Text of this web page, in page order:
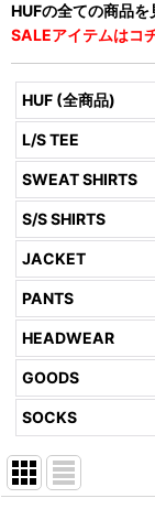
HUFの全ての商品
SALEアイテムはコ
HUF (全商品)
L/S TEE
SWEAT SHIRTS
S/S SHIRTS
JACKET
PANTS
HEADWEAR
GOODS
SOCKS